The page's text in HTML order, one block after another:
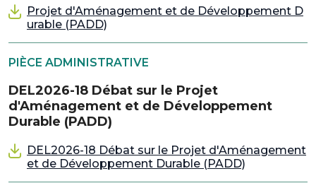
Projet d'Aménagement et de Développement D
urable (PADD)
PIÈCE ADMINISTRATIVE
DEL2026-18 Débat sur le Projet
d'Aménagement et de Développement
Durable (PADD)
DEL2026-18 Débat sur le Projet d'Aménagement
et de Développement Durable (PADD)